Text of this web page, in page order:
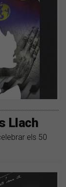
Llach
els 50